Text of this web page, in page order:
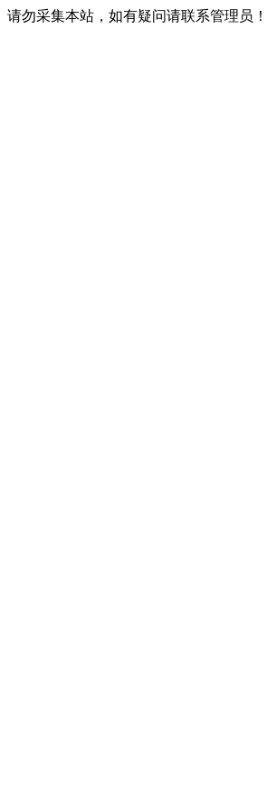
请勿采集本站，如有疑问请联系管理员！